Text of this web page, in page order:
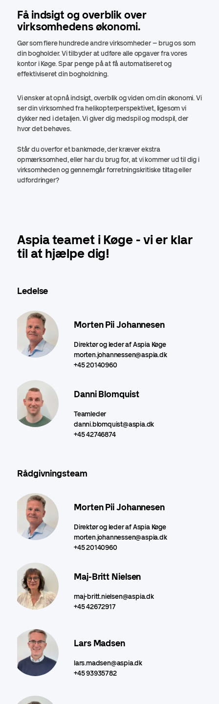
Få indsigt og overblik over
virksomhedens økonomi.
Gør som flere hundrede andre virksomheder – brug os som
din bogholder. Vi tilbyder at udføre alle opgaver fra vores
kontor i Køge. Spar penge på at få automatiseret og
effektiviseret din bogholdning.
Vi ønsker at opnå indsigt, overblik og viden om din økonomi. Vi
ser din virksomhed fra helikopterperspektivet, ligesom vi
dykker ned i detaljen. Vi giver dig medspil og modspil, der
hvor det behøves.
Står du overfor et bankmøde, der kræver ekstra
opmærksomhed, eller har du brug for, at vi kommer ud til dig i
virksomheden og gennemgår forretningskritiske tiltag eller
udfordringer?
Aspia teamet i Køge - vi er klar
til at hjælpe dig!
Ledelse
Morten Pii Johannesen
Direktør og leder af Aspia Køge
morten.johannessen@aspia.dk
+45 20140960
Danni Blomquist
Teamleder
danni.blomquist@aspia.dk
+45 42746874
Rådgivningsteam
Morten Pii Johannesen
Direktør og leder af Aspia Køge
morten.johannessen@aspia.dk
+45 20140960
Maj-Britt Nielsen
maj-britt.nielsen@aspia.dk
+45 42672917
Lars Madsen
lars.madsen@aspia.dk
+45 93935782